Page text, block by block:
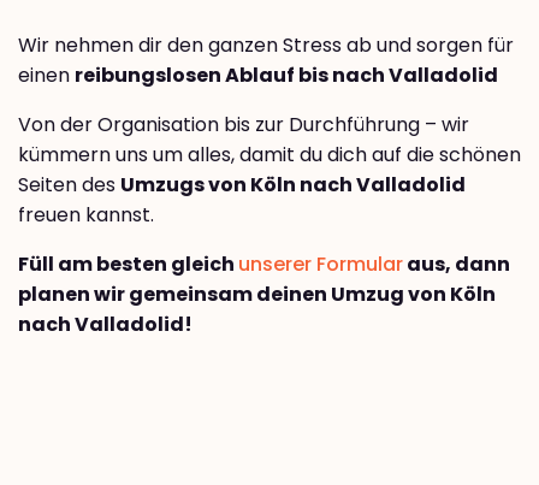
Wir nehmen dir den ganzen Stress ab und sorgen für
einen reibungslosen Ablauf bis nach Valladolid
Von der Organisation bis zur Durchführung – wir
kümmern uns um alles, damit du dich auf die schönen
Seiten des Umzugs von Köln nach Valladolid
freuen kannst.
Füll am besten gleich unserer Formularaus, dann
planen wir gemeinsam deinen Umzug von Köln
nach Valladolid!